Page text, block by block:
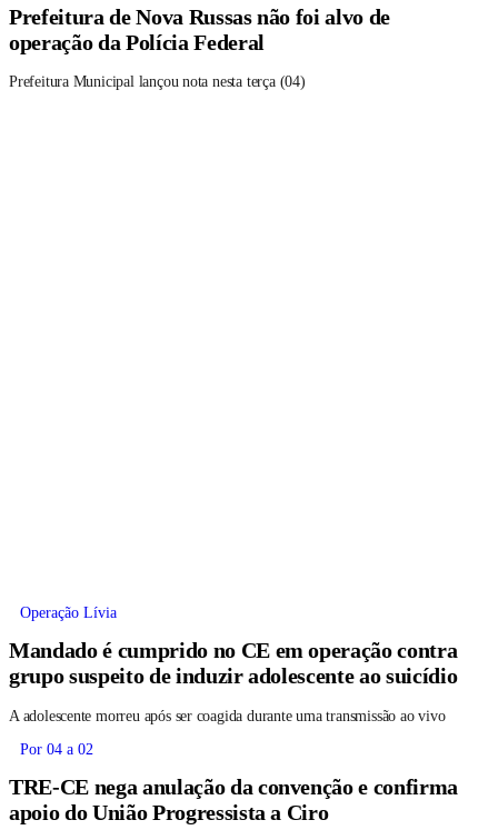
Prefeitura de Nova Russas não foi alvo de
operação da Polícia Federal
Prefeitura Municipal lançou nota nesta terça (04)
Operação Lívia
Mandado é cumprido no CE em operação contra
grupo suspeito de induzir adolescente ao suicídio
A adolescente morreu após ser coagida durante uma transmissão ao vivo
Por 04 a 02
TRE-CE nega anulação da convenção e confirma
apoio do União Progressista a Ciro